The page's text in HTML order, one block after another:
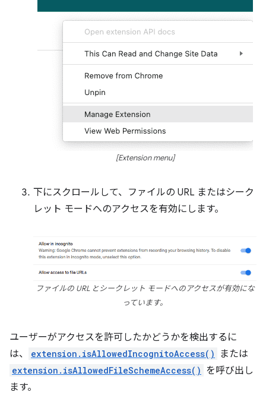
[Extension menu]
下にスクロールして、ファイルの URL またはシーク
レット モードへのアクセスを有効にします。
ファイルの URL とシークレット モードへのアクセスが有効にな
っています。
ユーザーがアクセスを許可したかどうかを検出するに
は、
extension.isAllowedIncognitoAccess() または
extension.isAllowedFileSchemeAccess() を呼び出し
ます。